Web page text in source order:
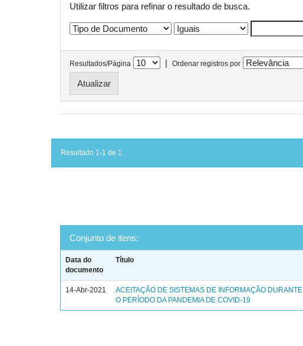
Utilizar filtros para refinar o resultado de busca.
Resultados/Página | Ordenar registros por
Resultado 1-1 de 1.
Conjunto de itens:
Data do
documento
Título
14-Abr-2021
ACEITAÇÃO DE SISTEMAS DE INFORMAÇÃO DURANTE
O PERÍODO DA PANDEMIA DE COVID-19